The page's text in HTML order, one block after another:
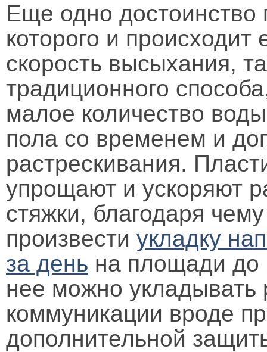
Еще одно достоинство
которого и
скорость высыхания,
традиционного
малое количество
пола со временем и
растрескивания.
упрощают и ускоряют
стяжки, благодаря
произвести укладку
за день на площади до
нее можно укладывать
коммуникации вроде
дополнительной